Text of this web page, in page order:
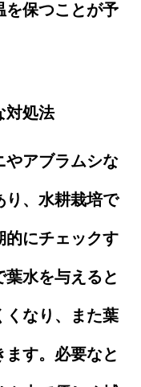
を保つことが予
対処法
やアブラムシな
り、水耕栽培で
的にチェックす
水を与えると
くなり、また葉
す。必要なと